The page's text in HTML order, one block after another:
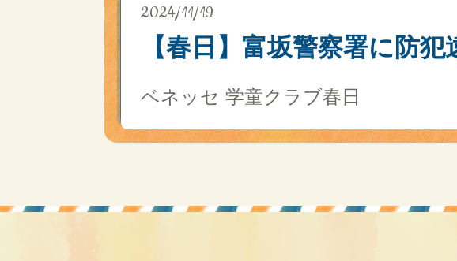
2024/11/19
【春日】富坂警察署に防
ベネッセ 学童クラブ春日